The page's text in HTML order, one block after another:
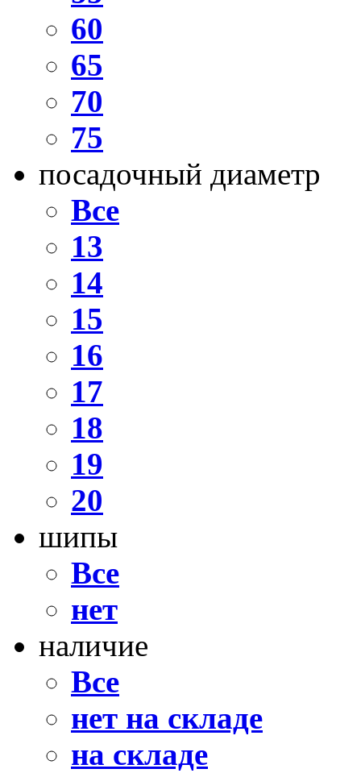
60
65
70
75
посадочный диаметр
Все
13
14
15
16
17
18
19
20
шипы
Все
нет
наличие
Все
нет на складе
на складе